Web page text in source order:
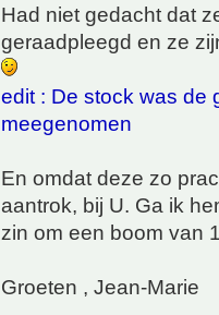
Had niet gedacht dat
geraadpleegd en ze
edit : De stock was de
meegenomen
En omdat deze zo
aantrok, bij U. Ga ik
zin om een boom van
Groeten , Jean-Marie